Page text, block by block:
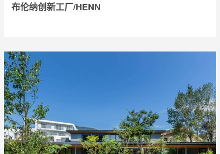
布伦纳创新工厂/HENN